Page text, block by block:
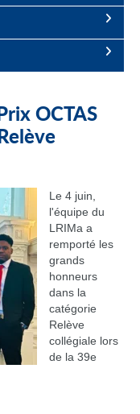
OCTAS
Le 4 juin,
l'équipe du
LRIMa a
remporté les
grands
honneurs
dans la
catégorie
Relève
collégiale lors
de la 39e